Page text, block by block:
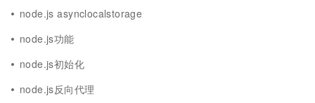
node.js asynclocalstorage
node.js功能
node.js初始化
node.js反向代理